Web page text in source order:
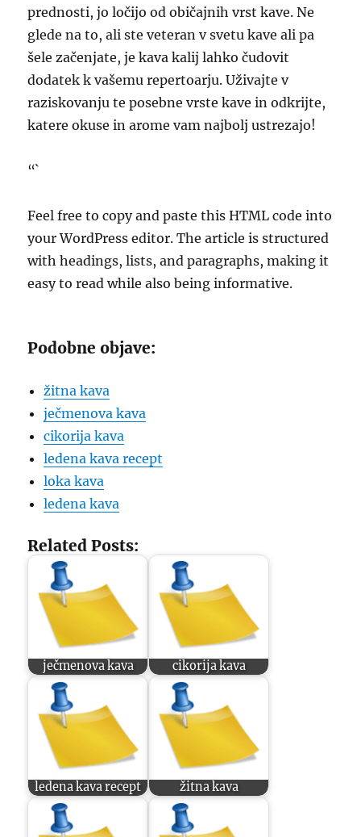
prednosti, jo ločijo od običajnih vrst kave. Ne
glede na to, ali ste veteran v svetu kave ali pa
šele začenjate, je kava kalij lahko čudovit
dodatek k vašemu repertoarju. Uživajte v
raziskovanju te posebne vrste kave in odkrijte,
katere okuse in arome vam najbolj ustrezajo!
“`
Feel free to copy and paste this HTML code into
your WordPress editor. The article is structured
with headings, lists, and paragraphs, making it
easy to read while also being informative.
Podobne objave:
žitna kava
ječmenova kava
cikorija kava
ledena kava recept
loka kava
ledena kava
Related Posts:
ječmenova kava cikorija kava
ledena kava recept žitna kava